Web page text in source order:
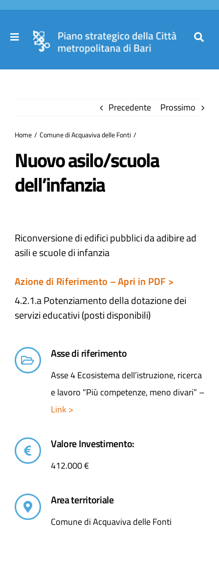
Salta
contenuto
Toggle
Partecipa
Atti e Docunenti
Notizie
Progetti
Precedente Prossimo
Home Comune di Acquaviva delle Fonti
Nuovo asilo/scuola
dell’infanzia
Riconversione di edifici pubblici da adibire ad
asili e scuole di infanzia
Azione di Riferimento – Apri in PDF >
4.2.1.a Potenziamento della dotazione dei
servizi educativi (posti disponibili)
Asse di riferimento
Asse 4 Ecosistema dell’istruzione, ricerca
e lavoro “Più competenze, meno divari” –
Link >
Valore Investimento:
412.000 €
Area territoriale
Comune di Acquaviva delle Fonti